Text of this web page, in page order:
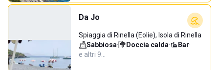
Da Jo
Spiaggia di Rinella (Eolie), Isola di Rinella
Sabbiosa· Doccia calda· Bar·
e altri 9…